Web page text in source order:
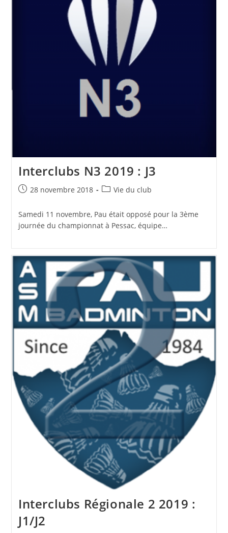
Interclubs N3 2019 : J3
Publication
28 novembre 2018
PostVie du club
Samedi 11 novembre, Pau était opposé pour la 3ème
journée du championnat à Pessac, équipe…
Interclubs Régionale 2 2019 :
J1/J2